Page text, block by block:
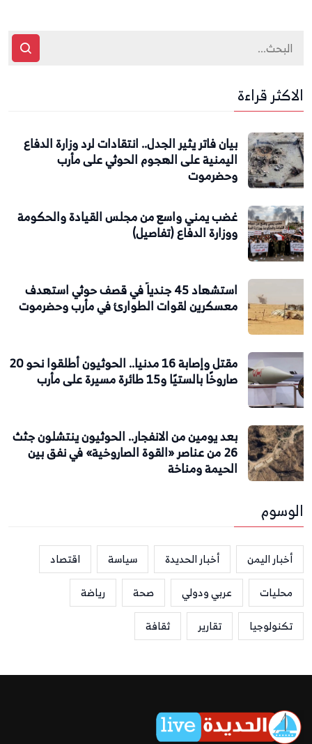
الاكثر قراءة
بيان فاتر يثير الجدل.. انتقادات لرد وزارة الدفاع
اليمنية على الهجوم الحوثي على مأرب
وحضرموت
غضب يمني واسع من مجلس القيادة والحكومة
ووزارة الدفاع (تفاصيل)
استشهاد 45 جندياً في قصف حوثي استهدف
معسكرين لقوات الطوارئ في مأرب وحضرموت
مقتل وإصابة 16 مدنيا.. الحوثيون أطلقوا نحو 20
صاروخًا بالستيًا و15 طائرة مسيرة على مأرب
بعد يومين من الانفجار.. الحوثيون ينتشلون جثث
26 من عناصر «القوة الصاروخية» في نفق بين
الحيمة ومناخة
الوسوم
أخبار اليمن أخبار الحديدة سياسة
اقتصاد
محليات
عربي ودولي صحة
رياضة
تكنولوجيا
تقارير ثقافة